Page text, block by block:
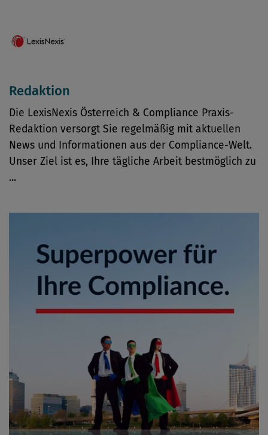
Redaktion
Die LexisNexis Österreich & Compliance Praxis-
Redaktion versorgt Sie regelmäßig mit aktuellen
News und Informationen aus der Compliance-Welt.
Unser Ziel ist es, Ihre tägliche Arbeit bestmöglich zu
...